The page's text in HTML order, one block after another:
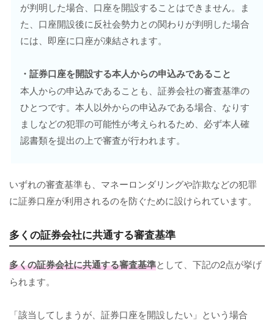
が判明した場合、口座を開設することはできません。ま
た、口座開設後に反社会勢力との関わりが判明した場合
には、即座に口座が凍結されます。
・証券口座を開設する本人からの申込みであること
本人からの申込みであることも、証券会社の審査基準の
ひとつです。本人以外からの申込みである場合、なりす
ましなどの犯罪の可能性が考えられるため、必ず本人確
認書類を提出の上で審査が行われます。
いずれの審査基準も、マネーロンダリングや詐欺などの犯罪
に証券口座が利用されるのを防ぐために設けられています。
多くの証券会社に共通する審査基準
多くの証券会社に共通する審査基準として、下記の2点が挙げ
られます。
「該当してしまうが、証券口座を開設したい」という場合